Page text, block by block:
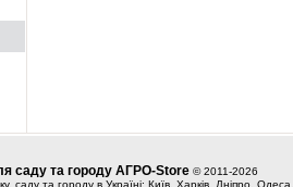
саду та городу АГРО-Store © 2011-2026
саду та городу в Україні: Київ, Харків, Дніпро,